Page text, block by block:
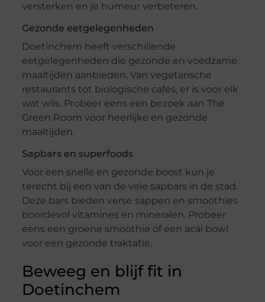
versterken en je humeur verbeteren.
Gezonde eetgelegenheden
Doetinchem heeft verschillende
eetgelegenheden die gezonde en voedzame
maaltijden aanbieden. Van vegetarische
restaurants tot biologische cafés, er is voor elk
wat wils. Probeer eens een bezoek aan The
Green Room voor heerlijke en gezonde
maaltijden.
Sapbars en superfoods
Voor een snelle en gezonde boost kun je
terecht bij een van de vele sapbars in de stad.
Deze bars bieden verse sappen en smoothies
boordevol vitamines en mineralen. Probeer
eens een groene smoothie of een acai bowl
voor een gezonde traktatie.
Beweeg en blijf fit in
Doetinchem